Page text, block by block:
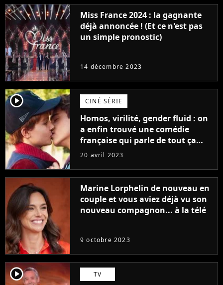
Miss France 2024 : la gagnante
déjà annoncée ! (Et ce n'est pas
un simple pronostic)
14 décembre 2023
player2 CINÉ SÉRIE
Homos, virilité, gender fluid : on
a enfin trouvé une comédie
française qui parle de tout ça
sans être super ringarde
20 avril 2023
Marine Lorphelin de nouveau en
couple et vous aviez déjà vu son
nouveau compagnon... à la télé
9 octobre 2023
player2 TV